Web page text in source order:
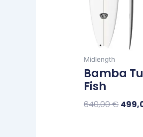
Midlength
Bamba
Fish
640,00€